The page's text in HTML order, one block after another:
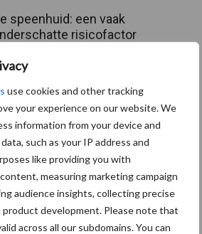
use cookies and other tracking
your experience on our website. We
information from your device and
such as your IP address and
like providing you with
measuring marketing campaign
audience insights, collecting precise
product development. Please note that
across all our subdomains. You can
speenhuid: een vaak
risicofactor
ziet volume en
groeien in
Nederlandse